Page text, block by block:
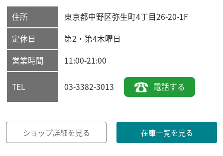
住所 東京都中野区弥生町4丁目26-20-1F
定休日
第2・第4木曜日
営業時間
11:00-21:00
TEL 03-3382-3013 電話する
ショップ詳細を見る 在庫一覧を見る